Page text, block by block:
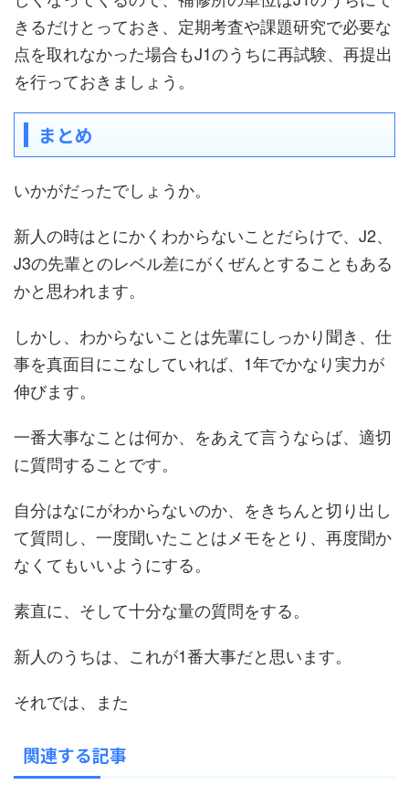
きるだけとっておき、定期考査や課題研究で必要な
点を取れなかった場合もJ1のうちに再試験、再提出
を行っておきましょう。
まとめ
いかがだったでしょうか。
新人の時はとにかくわからないことだらけで、J2、
J3の先輩とのレベル差にがくぜんとすることもある
かと思われます。
しかし、わからないことは先輩にしっかり聞き、仕
事を真面目にこなしていれば、1年でかなり実力が
伸びます。
一番大事なことは何か、をあえて言うならば、適切
に質問することです。
自分はなにがわからないのか、をきちんと切り出し
て質問し、一度聞いたことはメモをとり、再度聞か
なくてもいいようにする。
素直に、そして十分な量の質問をする。
新人のうちは、これが1番大事だと思います。
それでは、また
関連する記事